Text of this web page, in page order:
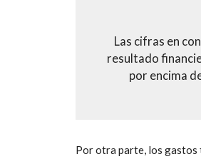
Las cifras en
resultado
por encima
Por otra parte, los gastos